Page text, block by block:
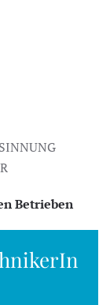
Betrieben